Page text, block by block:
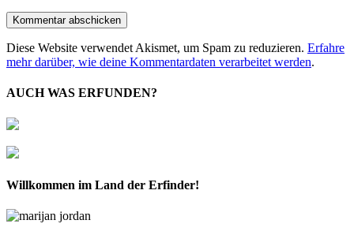
Diese Website verwendet Akismet, um Spam zu reduzieren. Erfahre
mehr darüber, wie deine Kommentardaten verarbeitet werden.
AUCH WAS ERFUNDEN?
Willkommen im Land der Erfinder!